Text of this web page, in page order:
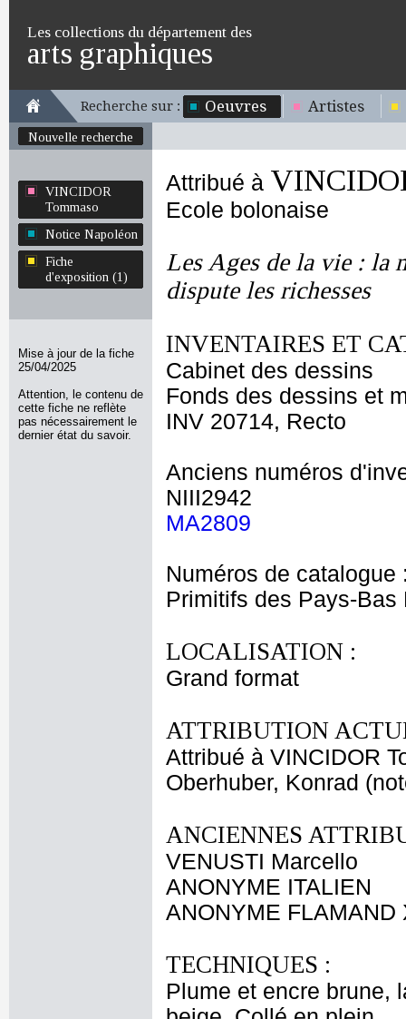
Les collections du département des
arts graphiques
Recherche sur : Oeuvres Artistes
Nouvelle recherche
VINCIDOR
Tommaso
Notice Napoléon
Fiche
d'exposition (1)
Mise à jour de la fiche
25/04/2025
Attention, le contenu de
cette fiche ne reflète
pas nécessairement le
dernier état du savoir.
Attribué à
Ecole bolonaise
Les Ages de la vie : la
dispute les richesses
INVENTAIRES ET
Cabinet des dessins
Fonds des dessins et
INV 20714, Recto
Anciens numéros
NIII2942
MA2809
Numéros de catalogue
Primitifs des Pays-Bas
LOCALISATION :
Grand format
ATTRIBUTION
Attribué à VINCIDOR
Oberhuber, Konrad
ANCIENNES
VENUSTI Marcello
ANONYME ITALIEN
ANONYME FLAMAND
TECHNIQUES :
Plume et encre brune,